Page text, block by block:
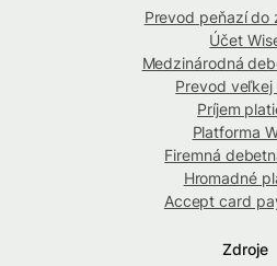
Prevod peňazí do
Účet
Medzinárodná
Prevod veľkej
Príjem
Platforma
Firemná
Hromadné
Accept card
Zdroje